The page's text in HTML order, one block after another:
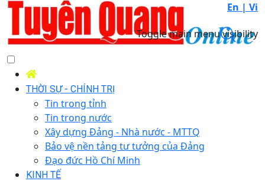
En | Vi
Toggle main menu visibility
THỜI SỰ - CHÍNH TRỊ
Tin trong tỉnh
Tin trong nước
Xây dựng Đảng - Nhà nước - MTTQ
Bảo vệ nền tảng tư tưởng của Đảng
Đạo đức Hồ Chí Minh
KINH TẾ